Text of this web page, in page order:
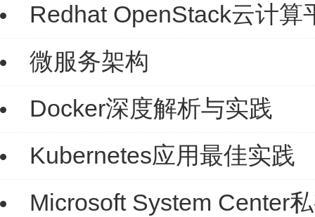
Redhat OpenStack云计算
微服务架构
Docker深度解析与实践
Kubernetes应用最佳实践
Microsoft System Center